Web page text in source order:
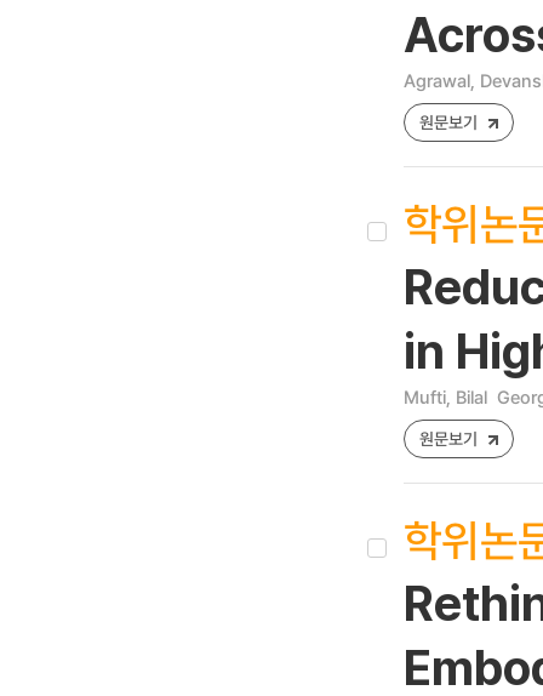
Agrawal,
원문보기
학위논
in
Mufti, Bilal
원문보기
학위논